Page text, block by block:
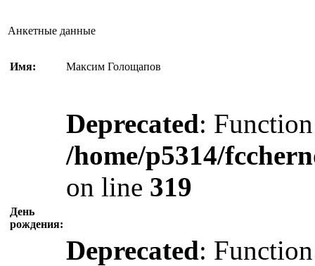
Анкетные данные
Имя: Максим Голощапов
День
рождения:
Deprecated:
/home/p5314/
on line 319
Deprecated: